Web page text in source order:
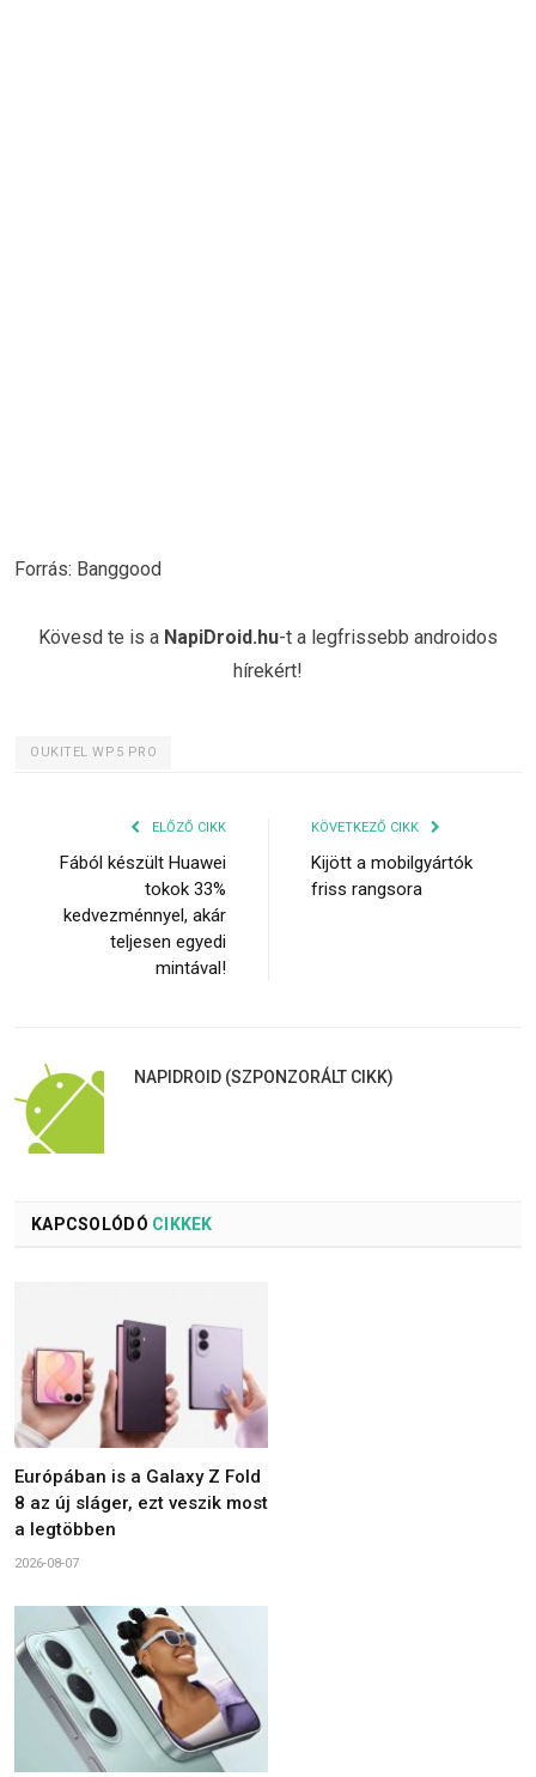
Forrás: Banggood
Kövesd te is a NapiDroid.hu-t a legfrissebb androidos
hírekért!
OUKITEL WP5 PRO
ELŐZŐ CIKK
Fából készült Huawei
tokok 33%
kedvezménnyel, akár
teljesen egyedi
mintával!
KÖVETKEZŐ CIKK
Kijött a mobilgyártók
friss rangsora
NAPIDROID (SZPONZORÁLT CIKK)
KAPCSOLÓDÓ CIKKEK
Európában is a Galaxy Z Fold
8 az új sláger, ezt veszik most
a legtöbben
2026-08-07